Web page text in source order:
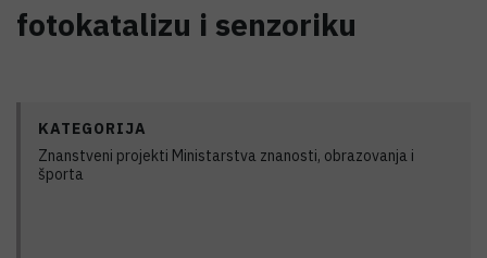
fotokatalizu i senzoriku
KATEGORIJA
Znanstveni projekti Ministarstva znanosti, obrazovanja i
športa